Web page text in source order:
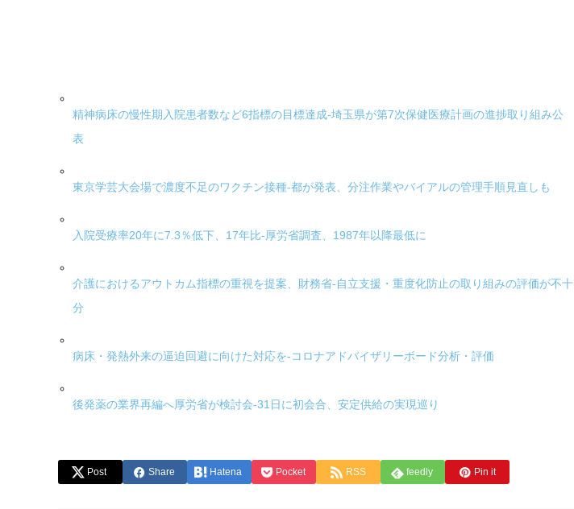
精神病床の慢性期入院患者数など6指標の目標達成-埼玉県が第7次保健医療計画の進捗取り組み公
表
東京学芸大会場で濃度不足のワクチン接種-都が発表、分注作業やバイアルの管理手順見直しも
入院受療率20年に7.3％低下、17年比-厚労省調査、1987年以降最低に
介護におけるアウトカム指標の重視を提案、財務省-自立支援・重度化防止の取り組みの評価が不十
分
病床・発熱外来の逼迫回避に向けた対応を-コロナアドバイザリーボード分析・評価
後発薬の業界再編へ厚労省が検討会-31日に初会合、安定供給の実現巡り
Post Share Hatena Pocket RSS feedly Pin it